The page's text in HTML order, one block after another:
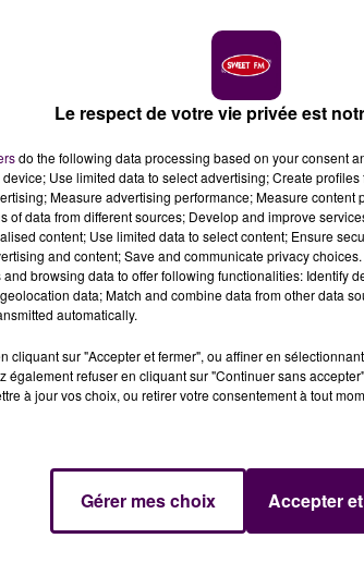
les Pays-de-la-Loire : en un an, à la
de plus pour faire le plein de Watts
Loire. Selon le dernier baromètre de
et de suivre le développement des
2024, 5 589 points de recharge pour
stations . Soit une puissance totale
PAR JOUR EN MOYENNE
les choses vont quand même assez
Sur une année cette fois, ce sont 403
Le respect de votre vie privée est
do the following data processing based on your consent
Use limited data to select advertising; Create
Measure advertising performance; Measure
of data from different sources; Develop and improve
content; Use limited data to select content; Ensure
and content; Save and communicate privacy
browsing data to offer following functionalities: Identify
data; Match and combine data from other data
automatically.
cliquant sur "Accepter et fermer", ou affiner en
également refuser en cliquant sur "Continuer sans
à jour vos choix, ou retirer votre consentement à tout
Gérer mes choix Accepter